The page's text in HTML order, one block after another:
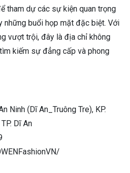
tham dự các sự kiện quan trọng
những buổi họp mặt đặc biệt. Với
vượt trội, đây là địa chỉ không
kiếm sự đẳng cấp và phong
Ninh (Dĩ An_Truông Tre), KP.
Dĩ An